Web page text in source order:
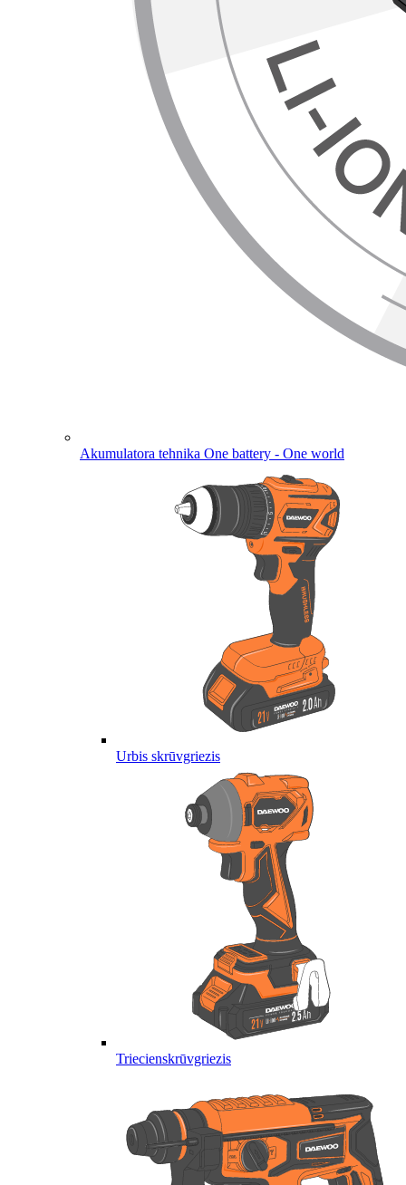
Akumulatora tehnika One battery - One world
Urbis skrūvgriezis
Triecienskrūvgriezis